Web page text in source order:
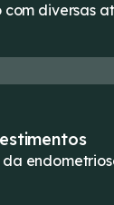
diversas